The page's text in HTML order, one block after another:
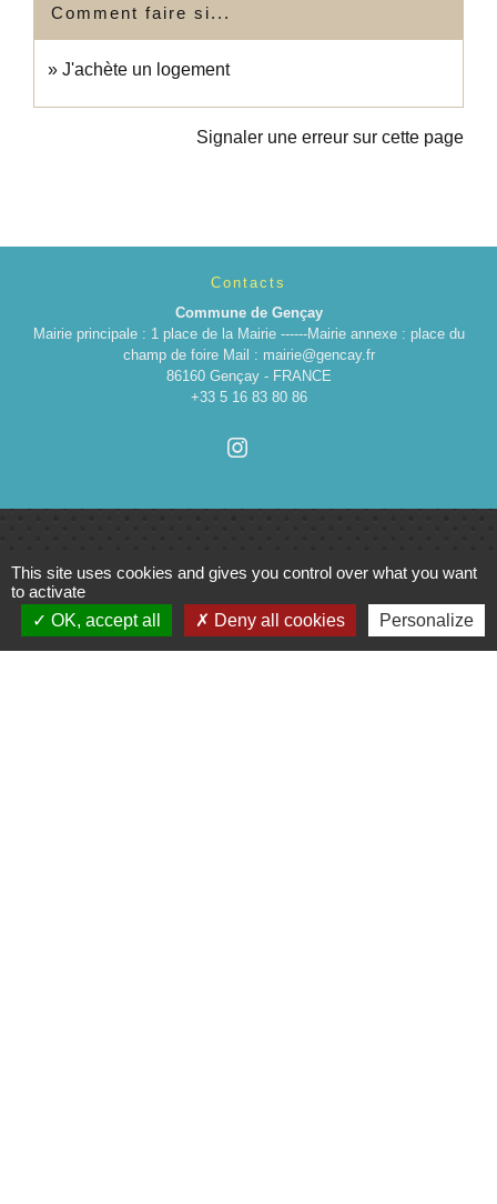
Comment faire si...
J'achète un logement
Signaler une erreur sur cette page
Contacts
Commune de Gençay
Mairie principale : 1 place de la Mairie ------Mairie annexe : place du
champ de foire Mail : mairie@gencay.fr
86160 Gençay - FRANCE
+33 5 16 83 80 86
Liens
Cinéma
This site uses cookies and gives you control over what you want
to activate
OK, accept all
Deny all cookies Personalize